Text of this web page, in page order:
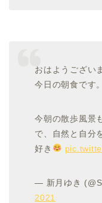
おはようござい
今日の朝食です。
今朝の散歩風景
で、自然と自分
好き
— 新月ゆき
2021